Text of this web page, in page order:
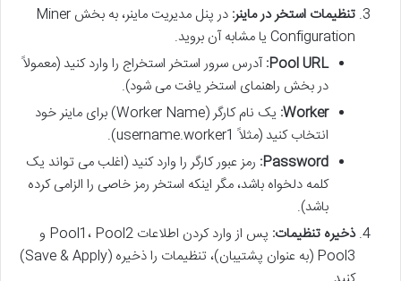
تنظیمات استخر در ماینر:
در پنل مدیریت ماینر، به بخش Miner
Configuration یا مشابه آن بروید.
Pool URL: آدرس سرور استخر استخراج را وارد کنید (معمولاً
در بخش راهنمای استخر یافت می شود).
Worker:
یک نام کارگر (Worker Name) برای ماینر خود
انتخاب کنید (مثلاً username.worker1).
Password: رمز عبور کارگر را وارد کنید (اغلب می تواند یک
کلمه دلخواه باشد، مگر اینکه استخر رمز خاصی را الزامی کرده
باشد).
ذخیره تنظیمات:
پس از وارد کردن اطلاعات Pool1، Pool2 و
Pool3 (به عنوان پشتیبان)، تنظیمات را ذخیره (Save & Apply)